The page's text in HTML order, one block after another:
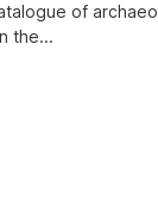
of
the...